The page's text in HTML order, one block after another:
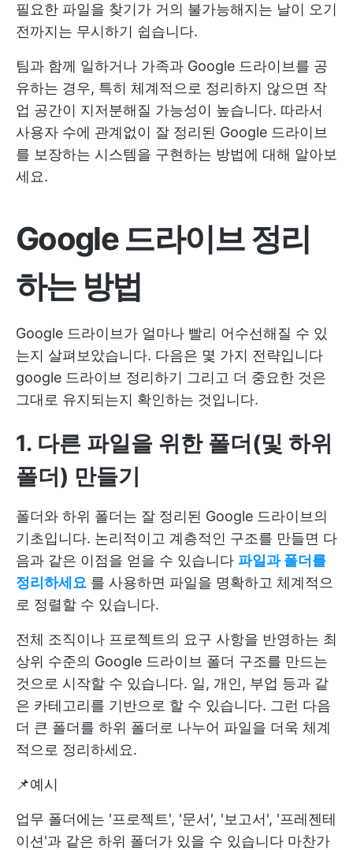
필요한 파일을 찾기가 거의 불가능해지는 날이 오기
전까지는 무시하기 쉽습니다.
팀과 함께 일하거나 가족과 Google 드라이브를 공
유하는 경우, 특히 체계적으로 정리하지 않으면 작
업 공간이 지저분해질 가능성이 높습니다. 따라서
사용자 수에 관계없이 잘 정리된 Google 드라이브
를 보장하는 시스템을 구현하는 방법에 대해 알아보
세요.
Google 드라이브 정리
하는 방법
Google 드라이브가 얼마나 빨리 어수선해질 수 있
는지 살펴보았습니다. 다음은 몇 가지 전략입니다
google 드라이브 정리하기 그리고 더 중요한 것은
그대로 유지되는지 확인하는 것입니다.
1. 다른 파일을 위한 폴더(및 하위
폴더) 만들기
폴더와 하위 폴더는 잘 정리된 Google 드라이브의
기초입니다. 논리적이고 계층적인 구조를 만들면 다
음과 같은 이점을 얻을 수 있습니다 파일과 폴더를
정리하세요 를 사용하면 파일을 명확하고 체계적으
로 정렬할 수 있습니다.
전체 조직이나 프로젝트의 요구 사항을 반영하는 최
상위 수준의 Google 드라이브 폴더 구조를 만드는
것으로 시작할 수 있습니다. 일, 개인, 부업 등과 같
은 카테고리를 기반으로 할 수 있습니다. 그런 다음
더 큰 폴더를 하위 폴더로 나누어 파일을 더욱 체계
적으로 정리하세요.
📌예시
업무 폴더에는 '프로젝트', '문서', '보고서', '프레젠테
이션'과 같은 하위 폴더가 있을 수 있습니다 마찬가